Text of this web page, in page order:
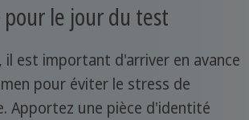
pour le jour du test
est important d'arriver en avance
pour éviter le stress de
Apportez une pièce d'identité